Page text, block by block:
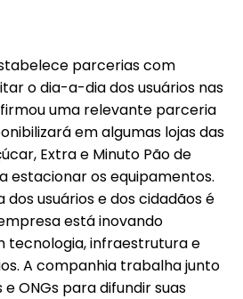
parcerias com
o dia-a-dia dos usuários nas
firmou uma relevante parceria
em algumas lojas das
Extra e Minuto Pão de
estacionar os equipamentos.
dos usuários e dos cidadãos é
está inovando
infraestrutura e
A companhia trabalha junto
ONGs para difundir suas